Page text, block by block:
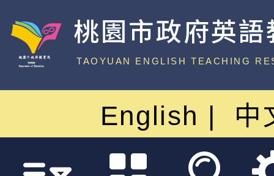
桃園市政府英
中心
TAOYUAN ENGLISH TEACHING
English 中